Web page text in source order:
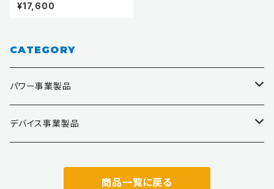
¥17,600
CATEGORY
パワー事業製品
ゲートドライバ
デバイス事業製品
商品一覧に戻る